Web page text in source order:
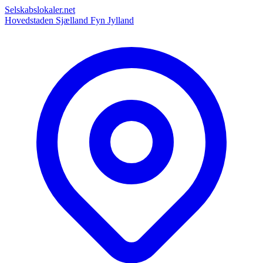
Selskabslokaler.net
Hovedstaden Sjælland Fyn Jylland